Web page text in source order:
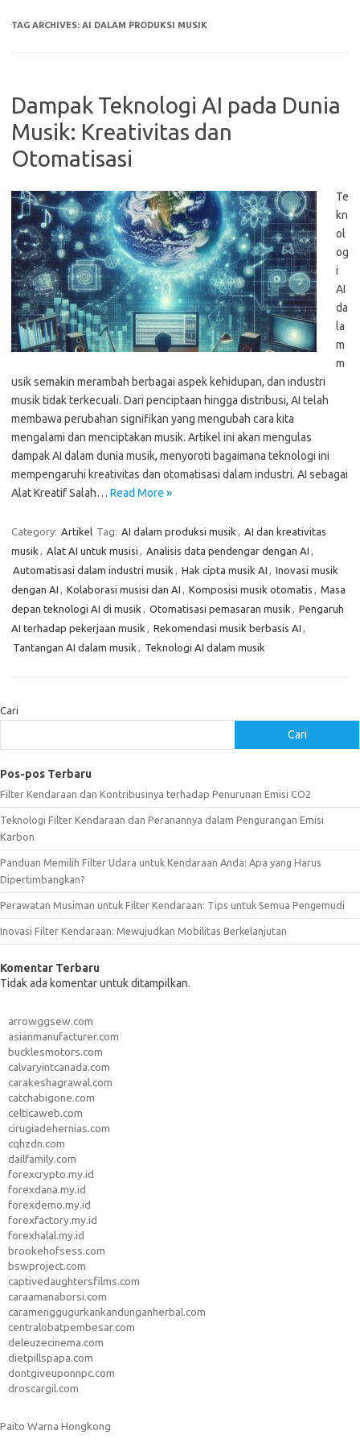
TAG ARCHIVES: AI DALAM PRODUKSI MUSIK
Dampak Teknologi AI pada Dunia
Musik: Kreativitas dan
Otomatisasi
Te
kn
ol
og
i
AI
da
la
m
m
usik semakin merambah berbagai aspek kehidupan, dan industri
musik tidak terkecuali. Dari penciptaan hingga distribusi, AI telah
membawa perubahan signifikan yang mengubah cara kita
mengalami dan menciptakan musik. Artikel ini akan mengulas
dampak AI dalam dunia musik, menyoroti bagaimana teknologi ini
mempengaruhi kreativitas dan otomatisasi dalam industri. AI sebagai
Alat Kreatif Salah… Read More »
Category: Artikel Tag: AI dalam produksi musik , AI dan kreativitas
musik , Alat AI untuk musisi , Analisis data pendengar dengan AI ,
Automatisasi dalam industri musik , Hak cipta musik AI , Inovasi musik
dengan AI , Kolaborasi musisi dan AI , Komposisi musik otomatis , Masa
depan teknologi AI di musik , Otomatisasi pemasaran musik , Pengaruh
AI terhadap pekerjaan musik , Rekomendasi musik berbasis AI ,
Tantangan AI dalam musik , Teknologi AI dalam musik
Cari
Cari
Pos-pos Terbaru
Filter Kendaraan dan Kontribusinya terhadap Penurunan Emisi CO2
Teknologi Filter Kendaraan dan Peranannya dalam Pengurangan Emisi
Karbon
Panduan Memilih Filter Udara untuk Kendaraan Anda: Apa yang Harus
Dipertimbangkan?
Perawatan Musiman untuk Filter Kendaraan: Tips untuk Semua Pengemudi
Inovasi Filter Kendaraan: Mewujudkan Mobilitas Berkelanjutan
Komentar Terbaru
Tidak ada komentar untuk ditampilkan.
arrowggsew.com
asianmanufacturer.com
bucklesmotors.com
calvaryintcanada.com
carakeshagrawal.com
catchabigone.com
celticaweb.com
cirugiadehernias.com
cqhzdn.com
dailfamily.com
forexcrypto.my.id
forexdana.my.id
forexdemo.my.id
forexfactory.my.id
forexhalal.my.id
brookehofsess.com
bswproject.com
captivedaughtersfilms.com
caraamanaborsi.com
caramenggugurkankandunganherbal.com
centralobatpembesar.com
deleuzecinema.com
dietpillspapa.com
dontgiveuponnpc.com
droscargil.com
Paito Warna Hongkong